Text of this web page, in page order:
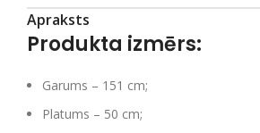
Apraksts
Produkta izmērs:
Garums – 151 cm;
Platums – 50 cm;